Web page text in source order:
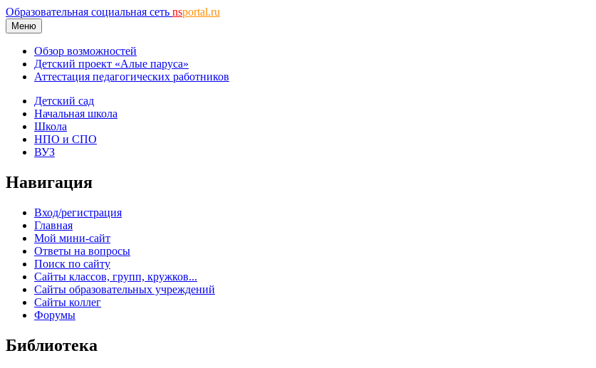
Образовательная социальная сеть nsportal.ru
Меню
Обзор возможностей
Детский проект «Алые паруса»
Аттестация педагогических работников
Детский сад
Начальная школа
Школа
НПО и СПО
ВУЗ
Навигация
Вход/регистрация
Главная
Мой мини-сайт
Ответы на вопросы
Поиск по сайту
Сайты классов, групп, кружков...
Сайты образовательных учреждений
Сайты коллег
Форумы
Библиотека